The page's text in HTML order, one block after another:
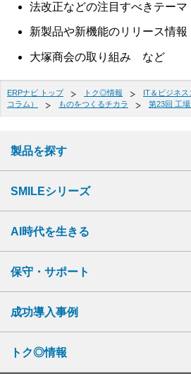
法改正などの注目すべきテーマ
新製品や新機能のリリース情報
大塚商会の取り組み など
ERPナビ トップ トク◎情報 IT＆ビジネス
コラム）
ものをつくるチカラ 第23回 工
製品を探す
SMILEシリーズ
AI時代を生きる
保守・サポート
成功導入事例
トク◎情報